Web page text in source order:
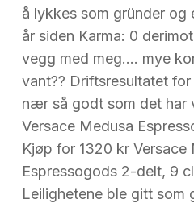
å lykkes som gründer og
år siden Karma: 0
vegg med meg…. mye
vant?? Driftsresultatet
nær så godt som det har
Versace Medusa
Kjøp for 1320 kr Versace
Espressogods 2-delt, 9
Leilighetene ble gitt som